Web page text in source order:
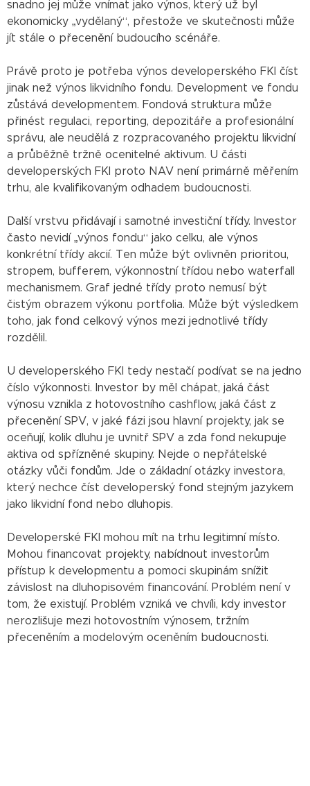
snadno jej může vnímat jako výnos, který už byl
ekonomicky „vydělaný“, přestože ve skutečnosti může
jít stále o přecenění budoucího scénáře.
Právě proto je potřeba výnos developerského FKI číst
jinak než výnos likvidního fondu. Development ve fondu
zůstává developmentem. Fondová struktura může
přinést regulaci, reporting, depozitáře a profesionální
správu, ale neudělá z rozpracovaného projektu likvidní
a průběžně tržně ocenitelné aktivum. U části
developerských FKI proto NAV není primárně měřením
trhu, ale kvalifikovaným odhadem budoucnosti.
Další vrstvu přidávají i samotné investiční třídy. Investor
často nevidí „výnos fondu“ jako celku, ale výnos
konkrétní třídy akcií. Ten může být ovlivněn prioritou,
stropem, bufferem, výkonnostní třídou nebo waterfall
mechanismem. Graf jedné třídy proto nemusí být
čistým obrazem výkonu portfolia. Může být výsledkem
toho, jak fond celkový výnos mezi jednotlivé třídy
rozdělil.
U developerského FKI tedy nestačí podívat se na jedno
číslo výkonnosti. Investor by měl chápat, jaká část
výnosu vznikla z hotovostního cashflow, jaká část z
přecenění SPV, v jaké fázi jsou hlavní projekty, jak se
oceňují, kolik dluhu je uvnitř SPV a zda fond nekupuje
aktiva od spřízněné skupiny. Nejde o nepřátelské
otázky vůči fondům. Jde o základní otázky investora,
který nechce číst developerský fond stejným jazykem
jako likvidní fond nebo dluhopis.
Developerské FKI mohou mít na trhu legitimní místo.
Mohou financovat projekty, nabídnout investorům
přístup k developmentu a pomoci skupinám snížit
závislost na dluhopisovém financování. Problém není v
tom, že existují. Problém vzniká ve chvíli, kdy investor
nerozlišuje mezi hotovostním výnosem, tržním
přeceněním a modelovým oceněním budoucnosti.